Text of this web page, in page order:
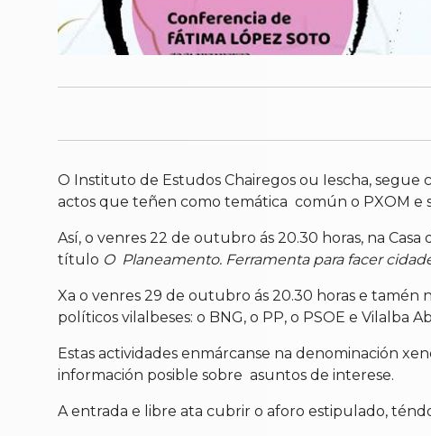
O Instituto de Estudos Chairegos ou Iescha, segue
actos que teñen como temática común o PXOM e
Así, o venres 22 de outubro ás 20.30 horas, na
título O Planeamento. Ferramenta para facer
Xa o venres 29 de outubro ás 20.30 horas e tamén
políticos vilalbeses: o BNG, o PP, o PSOE e
Estas actividades enmárcanse na denominación
información posible sobre asuntos de interese.
A entrada e libre ata cubrir o aforo estipulado,